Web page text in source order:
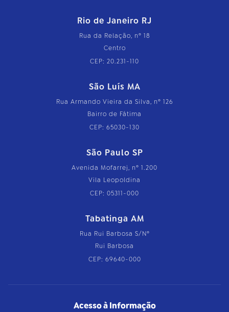
Rio de Janeiro RJ
Rua da Relação, nº 18
Centro
CEP: 20.231-110
São Luís MA
Rua Armando Vieira da Silva, nº 126
Bairro de Fátima
CEP: 65030-130
São Paulo SP
Avenida Mofarrej, nº 1.200
Vila Leopoldina
CEP: 05311-000
Tabatinga AM
Rua Rui Barbosa S/Nº
Rui Barbosa
CEP: 69640-000
Acesso à Informação